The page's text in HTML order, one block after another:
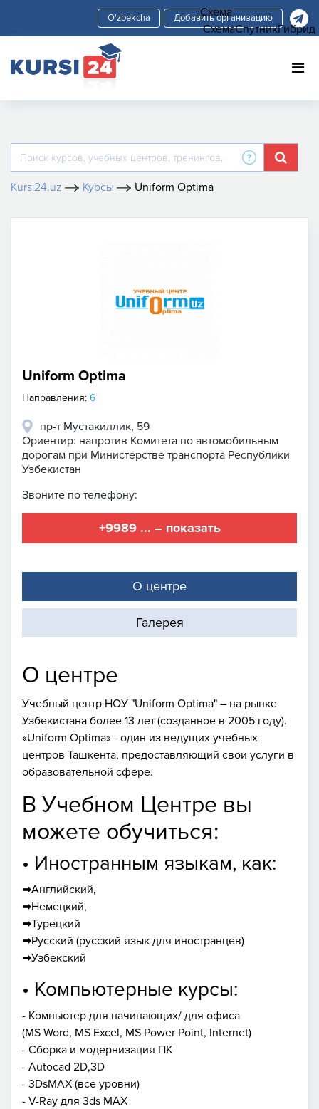
Добавить организацию
Kursi24.uz Курсы Uniform Optima
Uniform Optima
Направления: 6
пр-т Мустакиллик, 59
Ориентир: напротив Комитета по автомобильным
дорогам при Министерстве транспорта Республики
Узбекистан
Звоните по телефону:
+9989 ... – показать
О центре
Галерея
О центре
Учебный центр НОУ "Uniform Optima" – на рынке
Узбекистана более 13 лет (созданное в 2005 году).
«Uniform Optima» - один из ведущих учебных
центров Ташкента, предоставляющий свои услуги в
образовательной сфере.
В Учебном Центре вы
можете обучиться:
• Иностранным языкам, как:
➡Английский,
➡Немецкий,
➡Турецкий
➡Русский (русский язык для иностранцев)
➡Узбекский
• Компьютерные курсы:
- Компьютер для начинающих/ для офиса
(MS Word, MS Excel, MS Power Point, Internet)
- Сборка и модернизация ПК
- Autocad 2D,3D
- 3DsMAX (все уровни)
- V-Ray для 3ds MAX
Схема
СхемаСпутникГибрид